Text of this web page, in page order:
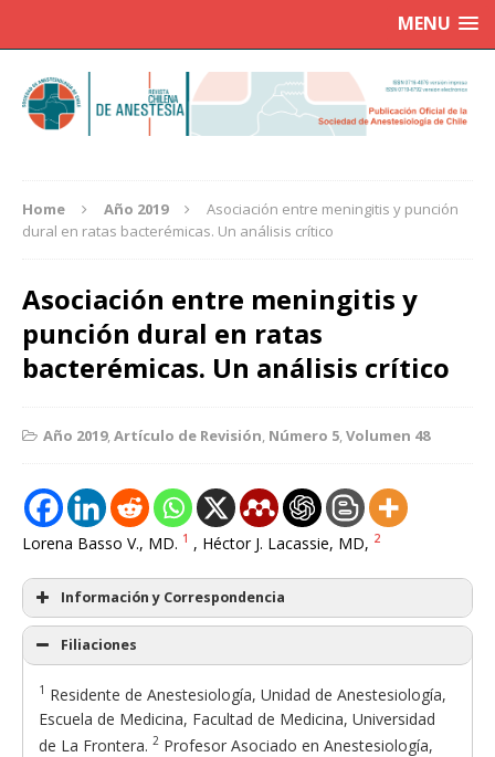
MENU
Home Año 2019
Asociación entre meningitis y punción
dural en ratas bacterémicas. Un análisis crítico
Asociación entre meningitis y
punción dural en ratas
bacterémicas. Un análisis crítico
Año 2019,Artículo de Revisión, Número 5,Volumen 48
Lorena Basso V., MD. 1 , Héctor J. Lacassie, MD, 2
Información y Correspondencia
Filiaciones
1 Residente de Anestesiología, Unidad de Anestesiología,
Escuela de Medicina, Facultad de Medicina, Universidad
de La Frontera. 2 Profesor Asociado en Anestesiología,